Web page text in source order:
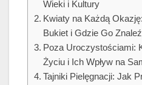
Wieki i Kultury
Kwiaty na Każdą
Bukiet i Gdzie Go
Poza Uroczystościami:
Życiu i Ich Wpływ na
Tajniki Pielęgnacji: Jak